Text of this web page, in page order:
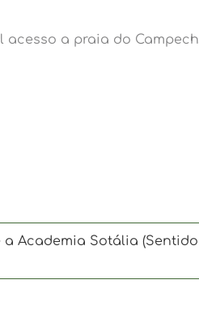
acesso a praia do
a Academia Sotália (Sentido